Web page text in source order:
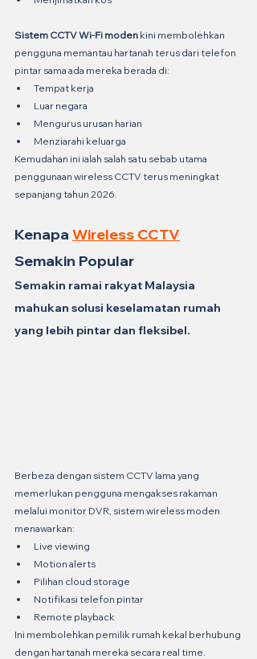
Sistem CCTV Wi-Fi moden kini membolehkan
pengguna memantau hartanah terus dari telefon
pintar sama ada mereka berada di:
Tempat kerja
Luar negara
Mengurus urusan harian
Menziarahi keluarga
Kemudahan ini ialah salah satu sebab utama
penggunaan wireless CCTV terus meningkat
sepanjang tahun 2026.
Kenapa Wireless CCTV
Semakin Popular
Semakin ramai rakyat Malaysia
mahukan solusi keselamatan rumah
yang lebih pintar dan fleksibel.
Berbeza dengan sistem CCTV lama yang
memerlukan pengguna mengakses rakaman
melalui monitor DVR, sistem wireless moden
menawarkan:
Live viewing
Motion alerts
Pilihan cloud storage
Notifikasi telefon pintar
Remote playback
Ini membolehkan pemilik rumah kekal berhubung
dengan hartanah mereka secara real time.